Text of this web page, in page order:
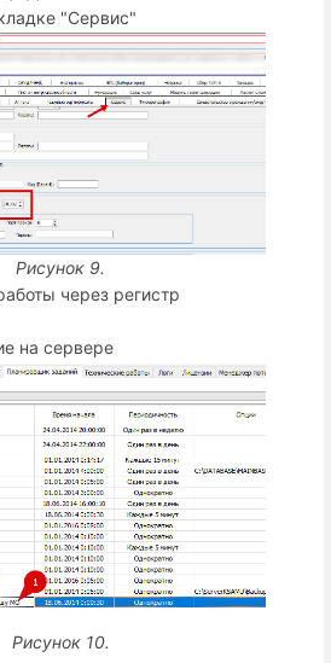
"Сервис"
Рисунок 9.
через регистр
на сервере
Рисунок 10.